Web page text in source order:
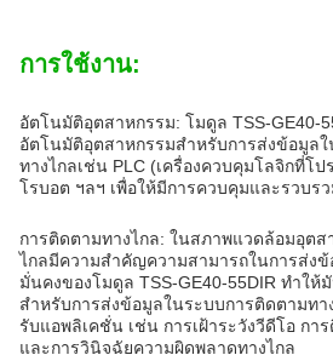
การใช้งาน:
อัตโนมัติอุตสาหกรรม: โมดูล TSS-GE40-
อัตโนมัติอุตสาหกรรมสําหรับการส่งข้อมูลใ
ทางไกลเช่น PLC (เครื่องควบคุมโลจิกที่โป
โรบอต ฯลฯ เพื่อให้มีการควบคุมและรวบ
การติดตามทางไกล: ในสภาพแวดล้อมอุตส
ไกลมีความสําคัญความสามารถในการส่ง
มั่นคงของโมดูล TSS-GE40-55DIR ทําให้
สําหรับการส่งข้อมูลในระบบการติดตามทา
รับแอพลิเคชั่น เช่น การเฝ้าระวังวีดีโอ ก
และการวินิจฉัยความผิดพลาดทางไกล